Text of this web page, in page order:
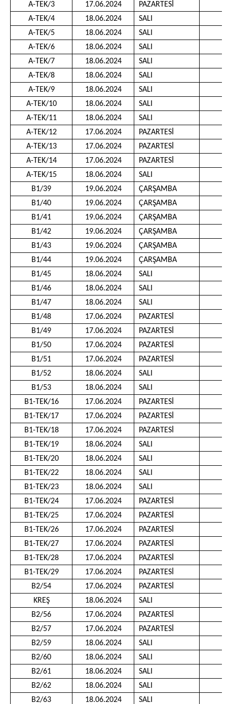
A-TEK/3
17.06.2024 PAZARTESİ
A-TEK/4
18.06.2024 SALI
A-TEK/5
18.06.2024 SALI
A-TEK/6
18.06.2024 SALI
A-TEK/7
18.06.2024 SALI
A-TEK/8
18.06.2024 SALI
A-TEK/9
18.06.2024 SALI
A-TEK/10
18.06.2024 SALI
A-TEK/11
18.06.2024 SALI
A-TEK/12
17.06.2024 PAZARTESİ
A-TEK/13
17.06.2024 PAZARTESİ
A-TEK/14
17.06.2024 PAZARTESİ
A-TEK/15
18.06.2024 SALI
B1/39
19.06.2024 ÇARŞAMBA
B1/40
19.06.2024 ÇARŞAMBA
B1/41
19.06.2024 ÇARŞAMBA
B1/42
19.06.2024 ÇARŞAMBA
B1/43
19.06.2024 ÇARŞAMBA
B1/44
19.06.2024 ÇARŞAMBA
B1/45
18.06.2024 SALI
B1/46
18.06.2024 SALI
B1/47
18.06.2024 SALI
B1/48
17.06.2024 PAZARTESİ
B1/49
17.06.2024 PAZARTESİ
B1/50
17.06.2024 PAZARTESİ
B1/51
17.06.2024 PAZARTESİ
B1/52
18.06.2024 SALI
B1/53
18.06.2024 SALI
B1-TEK/16
17.06.2024 PAZARTESİ
B1-TEK/17
17.06.2024 PAZARTESİ
B1-TEK/18
17.06.2024 PAZARTESİ
B1-TEK/19
18.06.2024 SALI
B1-TEK/20
18.06.2024 SALI
B1-TEK/22
18.06.2024 SALI
B1-TEK/23
18.06.2024 SALI
B1-TEK/24
17.06.2024 PAZARTESİ
B1-TEK/25
17.06.2024 PAZARTESİ
B1-TEK/26
17.06.2024 PAZARTESİ
B1-TEK/27
17.06.2024 PAZARTESİ
B1-TEK/28
17.06.2024 PAZARTESİ
B1-TEK/29
17.06.2024 PAZARTESİ
B2/54
17.06.2024 PAZARTESİ
KREŞ
18.06.2024 SALI
B2/56
17.06.2024 PAZARTESİ
B2/57
17.06.2024 PAZARTESİ
B2/59
18.06.2024 SALI
B2/60
18.06.2024 SALI
B2/61
18.06.2024 SALI
B2/62
18.06.2024 SALI
B2/63
18.06.2024 SALI